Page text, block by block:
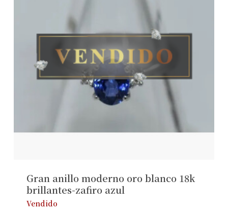
Gran anillo moderno oro blanco 18k
brillantes-zafiro azul
Vendido